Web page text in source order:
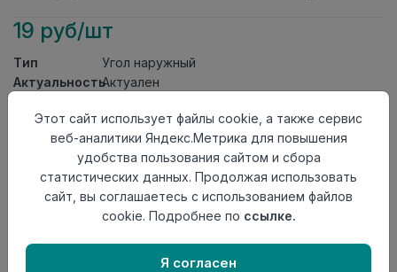
19 руб/шт
Тип
Угол наружный
АктуальностьАктуален
Осталось80 шт
Добавить в корзину
Внимание! Внешний вид товара может отличаться от
представленного на настоящем сайте. Проверяйте
в момент приобретения товара.
Этот сайт использует файлы cookie, а также сервис
веб-аналитики Яндекс.Метрика для повышения
удобства пользования сайтом и сбора
статистических данных. Продолжая использовать
сайт, вы соглашаетесь с использованием файлов
cookie. Подробнее по ссылке.
Я согласен